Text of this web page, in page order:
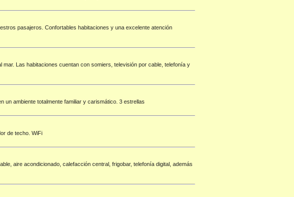
pasajeros. Confortables habitaciones y una excelente atención
Las habitaciones cuentan con somiers, televisión por cable, telefonía y
ambiente totalmente familiar y carismático. 3 estrellas
de techo. WiFi
aire acondicionado, calefacción central, frigobar, telefonía digital, además